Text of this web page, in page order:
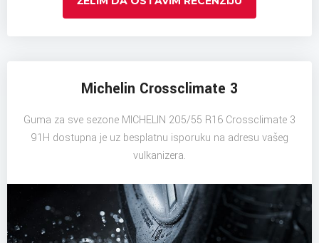
Michelin Crossclimate 3
Guma za sve sezone MICHELIN 205/55 R16 Crossclimate 3
91H dostupna je uz besplatnu isporuku na adresu vašeg
vulkanizera.